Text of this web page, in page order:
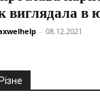
виглядала в
- 08.12.2021
Різне